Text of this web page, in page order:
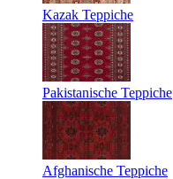
Kazak Teppiche
Pakistanische Teppiche
Afghanische Teppiche